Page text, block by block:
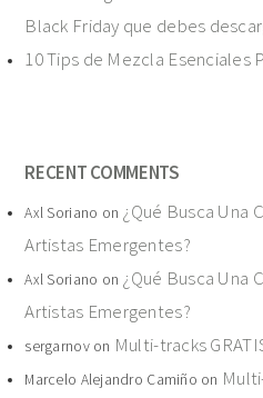
Black Friday que debes
10 Tips de Mezcla Esenciales
RECENT COMMENTS
Axl Soriano on ¿Qué Busca Una
Artistas Emergentes?
Axl Soriano on ¿Qué Busca Una
Artistas Emergentes?
sergarnovon Multi-tracks
Marcelo Alejandro Camiño on